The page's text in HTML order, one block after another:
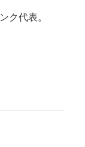
ク代表。